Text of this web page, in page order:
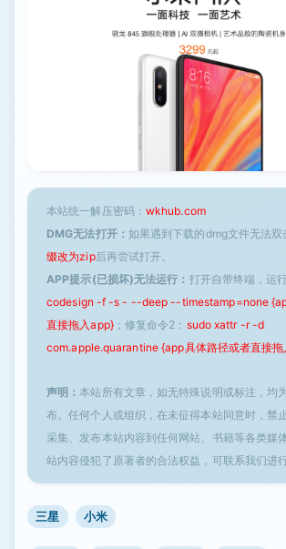
本站统一解压密码： wkhub.com
DMG无法打开： 如果遇到下载的dmg文件无法双
缀改为zip后再尝试打开。
APP提示(已损坏)无法运行： 打开自带终端，运
codesign -f -s - --deep --timestamp=none
直接拖入app}；修复命令2： sudo xattr -r -d
com.apple.quarantine {app具体路径或者直接
声明：本站所有文章，如无特殊说明或标注，均
布。任何个人或组织，在未征得本站同意时，禁
采集、发布本站内容到任何网站、书籍等各类媒
站内容侵犯了原著者的合法权益，可联系我们进行
三星 小米